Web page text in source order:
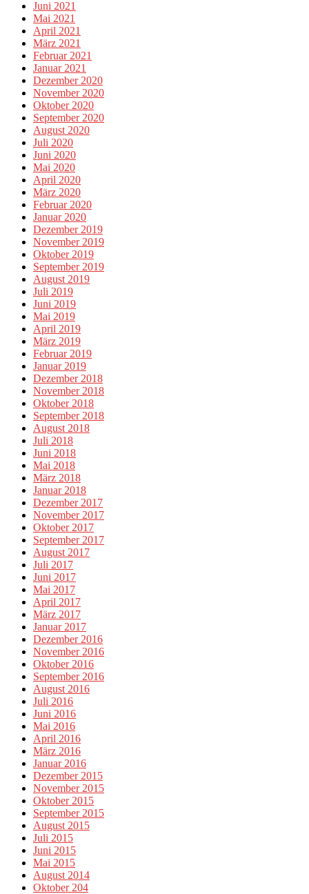
Juni 2021
Mai 2021
April 2021
März 2021
Februar 2021
Januar 2021
Dezember 2020
November 2020
Oktober 2020
September 2020
August 2020
Juli 2020
Juni 2020
Mai 2020
April 2020
März 2020
Februar 2020
Januar 2020
Dezember 2019
November 2019
Oktober 2019
September 2019
August 2019
Juli 2019
Juni 2019
Mai 2019
April 2019
März 2019
Februar 2019
Januar 2019
Dezember 2018
November 2018
Oktober 2018
September 2018
August 2018
Juli 2018
Juni 2018
Mai 2018
März 2018
Januar 2018
Dezember 2017
November 2017
Oktober 2017
September 2017
August 2017
Juli 2017
Juni 2017
Mai 2017
April 2017
März 2017
Januar 2017
Dezember 2016
November 2016
Oktober 2016
September 2016
August 2016
Juli 2016
Juni 2016
Mai 2016
April 2016
März 2016
Januar 2016
Dezember 2015
November 2015
Oktober 2015
September 2015
August 2015
Juli 2015
Juni 2015
Mai 2015
August 2014
Oktober 204